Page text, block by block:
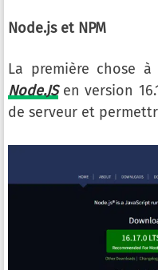
Node.js et NPM
La première chose
Node.JSen version
de serveur et